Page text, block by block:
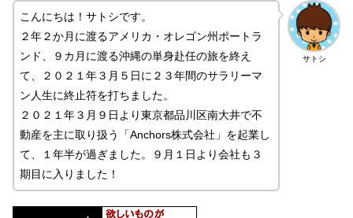
サトシ
こんにちは！サトシです。
２年２か月に渡るアメリカ・オレゴン州ポートラ
ンド、９カ月に渡る沖縄の単身赴任の旅を終え
て、２０２１年３月５日に２３年間のサラリーマ
ン人生に終止符を打ちました。
２０２１年３月９日より東京都品川区南大井で不
動産を主に取り扱う「Anchors株式会社」を起業し
て、１年半が過ぎました。９月１日より会社も３
期目に入りました！